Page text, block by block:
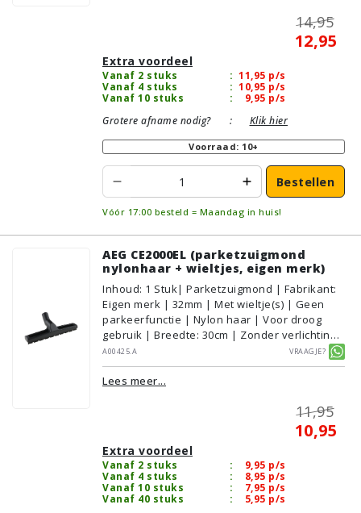
14,95
12,95
Extra voordeel
Vanaf 2 stuks : 11,95 p/s
Vanaf 4 stuks
: 10,95 p/s
Vanaf 10 stuks
: 9,95 p/s
Grotere afname nodig?
: Klik hier
Voorraad: 10+
Bestellen
Vóór 17:00 besteld = Maandag in huis!
AEG CE2000EL (parketzuigmond
nylonhaar + wieltjes, eigen merk)
Inhoud: 1 Stuk| Parketzuigmond | Fabrikant:
Eigen merk | 32mm | Met wieltje(s) | Geen
parkeerfunctie | Nylon haar | Voor droog
gebruik | Breedte: 30cm | Zonder verlichting |
Zonder kliksysteem | Zwart | Alternatief |
Geschikt voor vloertype: Plavuizen/Tegels,
Parket/Laminaat, PVC/Vinyl
A00425.A Vraagje?
Lees meer...
11,95
10,95
Extra voordeel
Vanaf 2 stuks : 9,95 p/s
Vanaf 4 stuks
: 8,95 p/s
Vanaf 10 stuks
: 7,95 p/s
Vanaf 40 stuks
: 5,95 p/s